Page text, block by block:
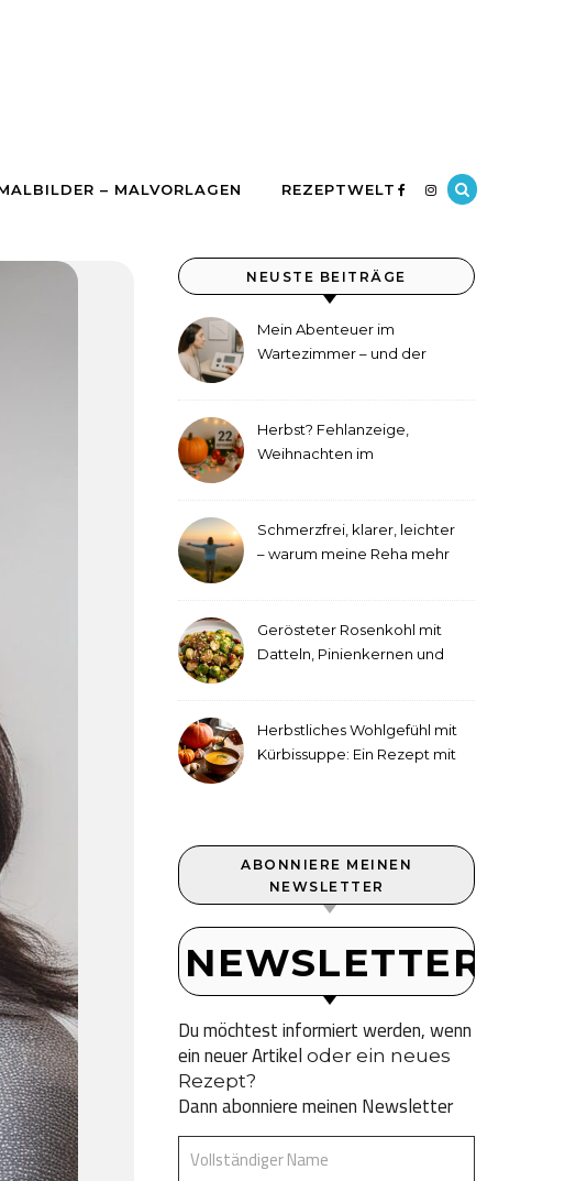
– MALVORLAGEN REZEPTWELT
NEUSTE BEITRÄGE
Mein Abenteuer im
Wartezimmer – und der
Herbst? Fehlanzeige,
Weihnachten im
Schmerzfrei, klarer, leichter
– warum meine Reha mehr
Gerösteter Rosenkohl mit
Datteln, Pinienkernen und
Herbstliches Wohlgefühl mit
Kürbissuppe: Ein Rezept mit
ABONNIERE MEINEN
NEWSLETTER
NEWSLETTER
Du möchtest informiert werden, wenn
ein neuer Artikel oder ein neues
Rezept?
Dann abonniere meinen Newsletter